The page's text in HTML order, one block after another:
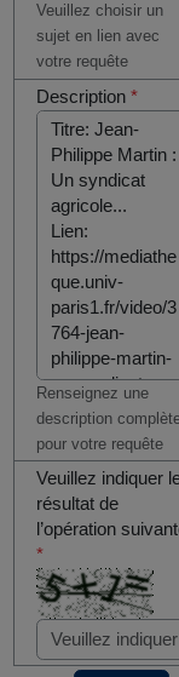
Veuillez choisir un
sujet en lien avec
votre requête
Description*
Renseignez une
description
pour votre requête
Veuillez indiquer
résultat de
l’opération
*